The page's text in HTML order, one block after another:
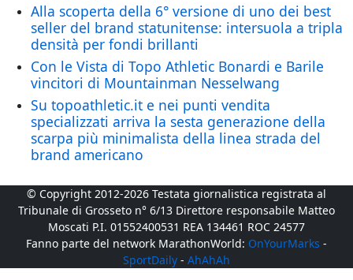
Alla scoperta della 6° versione di uno dei best
seller del brand statunitense: intersuola a tripla
densità per fondi brillanti
Con le Vista di Topo Athletic Bonardi e Barile
vincitori di Mountainman Nesselwang
Su topoathletic.it e nei punti vendita
specializzati arriva la sesta generazione della
scarpa più minimalista della linea strada del
brand americano
© Copyright 2012-2026 Testata giornalistica registrata al
Tribunale di Grosseto n° 6/13 Direttore responsabile Matteo
Moscati P.I. 01552400531 REA 134461 ROC 24577
Fanno parte del network MarathonWorld: OnYourMarks -
SportDaily - AhAhAh